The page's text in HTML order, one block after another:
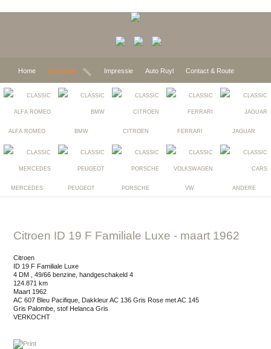
Home Verwacht Impressie Auto Ruyl Contact & Route
ALFA ROMEO BMW CITROEN FERRARI JAGUAR
MERCEDES PEUGEOT PORSCHE VW ANDERE
Citroen ID 19 F Familiale Luxe - maart 1962
Citroen
ID 19 F Familiale Luxe
4 DM , 49/66 benzine, handgeschakeld 4
124.871 km
maart 1962
AC 607 Bleu Pacifique, Dakkleur AC 136 Gris Rose met AC 145
Gris Palombe, stof Helanca Gris
VERKOCHT